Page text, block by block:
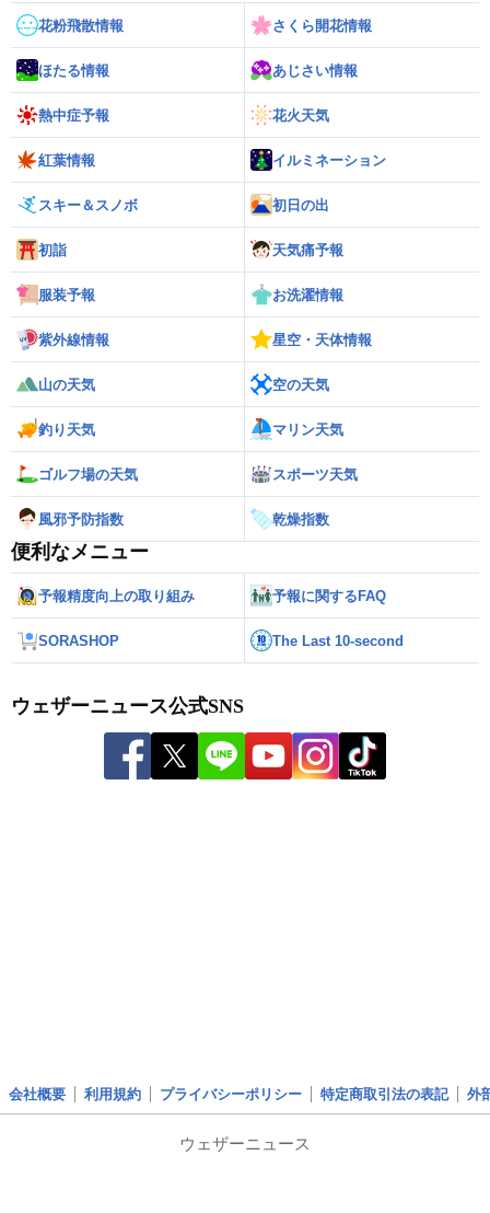
花粉飛散情報 さくら開花情報
ほたる情報 あじさい情報
熱中症予報 花火天気
紅葉情報 イルミネーション
スキー＆スノボ 初日の出
初詣 天気痛予報
服装予報 お洗濯情報
紫外線情報 星空・天体情報
山の天気 空の天気
釣り天気 マリン天気
ゴルフ場の天気 スポーツ天気
風邪予防指数 乾燥指数
便利なメニュー
予報精度向上の取り組み 予報に関するFAQ
SORASHOP The Last 10-second
ウェザーニュース公式SNS
会社概要 利用規約 プライバシーポリシー 特定商取引法の表記 外
ウェザーニュース